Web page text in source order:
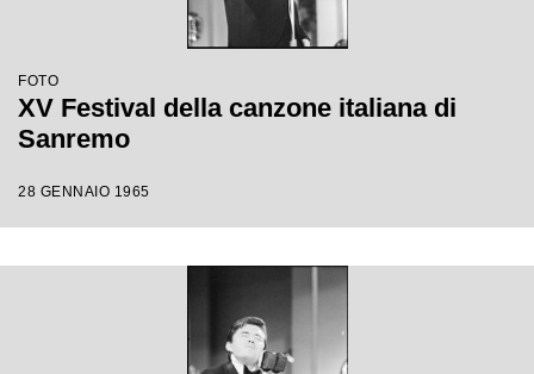
FOTO
XV Festival della canzone italiana di
Sanremo
28 GENNAIO 1965